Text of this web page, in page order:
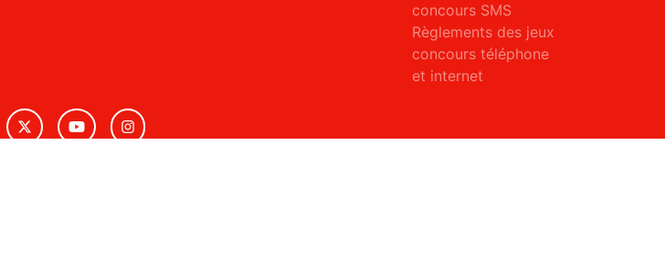
concours SMS
Règlements des jeux
concours téléphone
et internet